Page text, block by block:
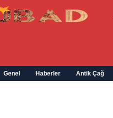
Genel Haberler Antik Çağ